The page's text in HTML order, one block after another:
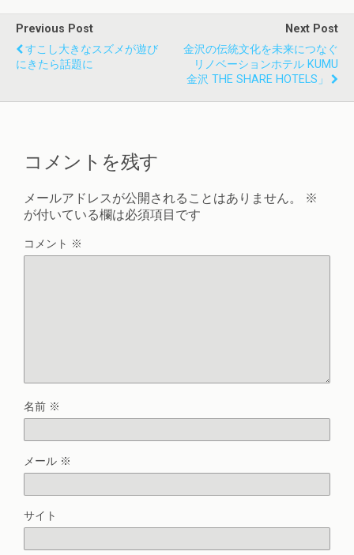
Previous Post
すこし大きなスズメが遊び
にきたら話題に
Next Post
金沢の伝統文化を未来につなぐ
リノベーションホテル KUMU
金沢 THE SHARE HOTELS」
コメントを残す
メールアドレスが公開されることはありません。
※
が付いている欄は必須項目です
コメント ※
名前 ※
メール ※
サイト